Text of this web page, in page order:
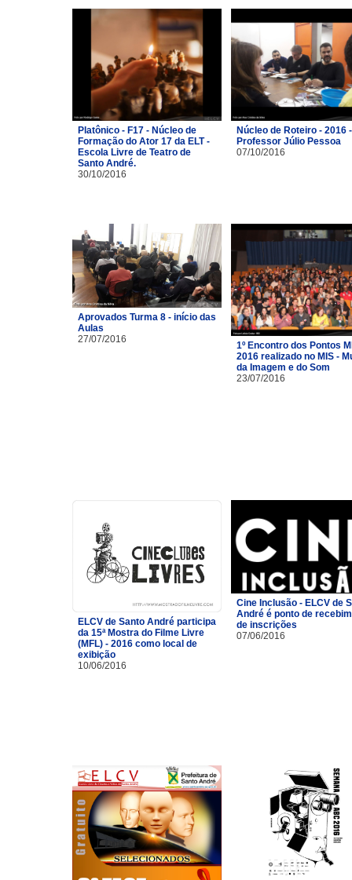
Platônico - F17 - Núcleo de
Formação do Ator 17 da ELT -
Escola Livre de Teatro de
Santo André.
30/10/2016
Núcleo de Roteiro - 2016 -
Professor Júlio Pessoa
07/10/2016
Aprovados Turma 8 - início das
Aulas
27/07/2016
1º Encontro dos Pontos
2016 realizado no MIS -
da Imagem e do Som
23/07/2016
ELCV de Santo André participa
da 15ª Mostra do Filme Livre
(MFL) - 2016 como local de
exibição
10/06/2016
Cine Inclusão - ELCV de
André é ponto de
de inscrições
07/06/2016